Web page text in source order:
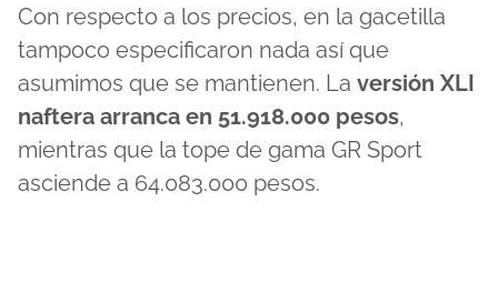
Con respecto a los precios, en la gacetilla
tampoco especificaron nada así que
asumimos que se mantienen. La versión XLI
naftera arranca en 51.918.000 pesos,
mientras que la tope de gama GR Sport
asciende a 64.083.000 pesos.